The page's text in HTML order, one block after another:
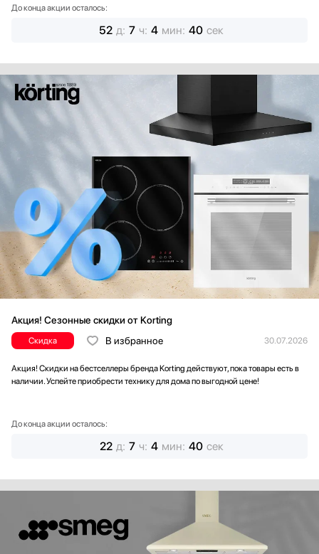
До конца акции осталось:
52 д: 7 ч: 4 мин: 38 сек
Акция! Сезонные скидки от Korting
Скидка В избранное 30.07.2026
Акция! Скидки на бестселлеры бренда Korting действуют, пока товары есть в
наличии. Успейте приобрести технику для дома по выгодной цене!
До конца акции осталось:
22 д: 7 ч: 4 мин: 38 сек